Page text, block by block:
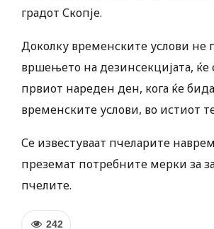
градот Скопје.
Доколку временските услови не
вршењето на дезинсекцијата, ќе
првиот нареден ден, кога ќе
временските услови, во истиот
Се известуваат пчеларите
преземат потребните мерки за
пчелите.
242